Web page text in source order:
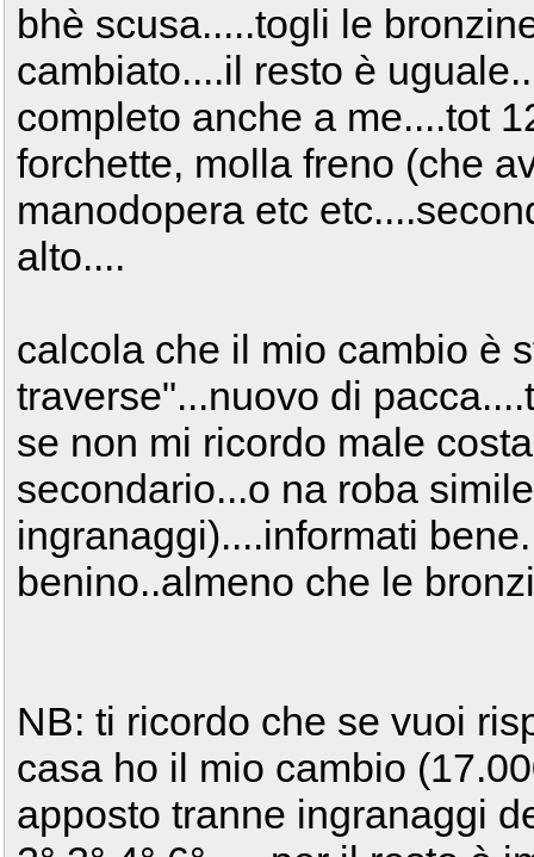
bhè scusa.....togli le
cambiato....il resto è
completo anche a me....tot
forchette, molla freno (che
manodopera etc
alto....
calcola che il mio cambio è
traverse"...nuovo di
se non mi ricordo male
secondario...o na roba
ingranaggi)....informati
benino..almeno che le
NB: ti ricordo che se vuoi
casa ho il mio cambio
apposto tranne ingranaggi